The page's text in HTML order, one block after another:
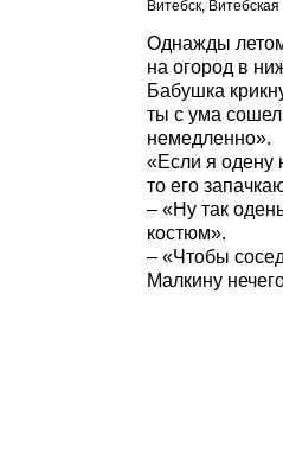
Витебск,
Однажды
на огород в
Бабушка
ты с ума
немедленно».
«Если я одену
то его
– «Ну так
костюм».
– «Чтобы
Малкину